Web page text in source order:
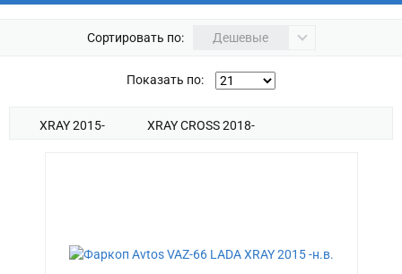
Сортировать по: Дешевые
Показать по:
XRAY 2015- XRAY CROSS 2018-